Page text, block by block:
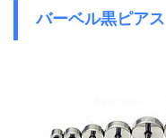
バーベル黒ピアス